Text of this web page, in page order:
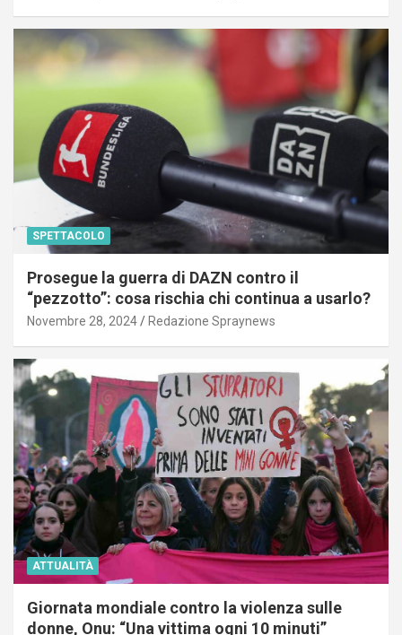
SPETTACOLO
Prosegue la guerra di DAZN contro il
“pezzotto”: cosa rischia chi continua a usarlo?
Novembre 28, 2024 Redazione Spraynews
ATTUALITÀ
Giornata mondiale contro la violenza sulle
donne, Onu: “Una vittima ogni 10 minuti”